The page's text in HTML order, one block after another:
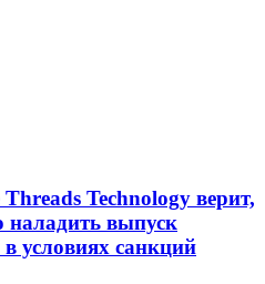
Technology верит,
наладить выпуск
условиях санкций